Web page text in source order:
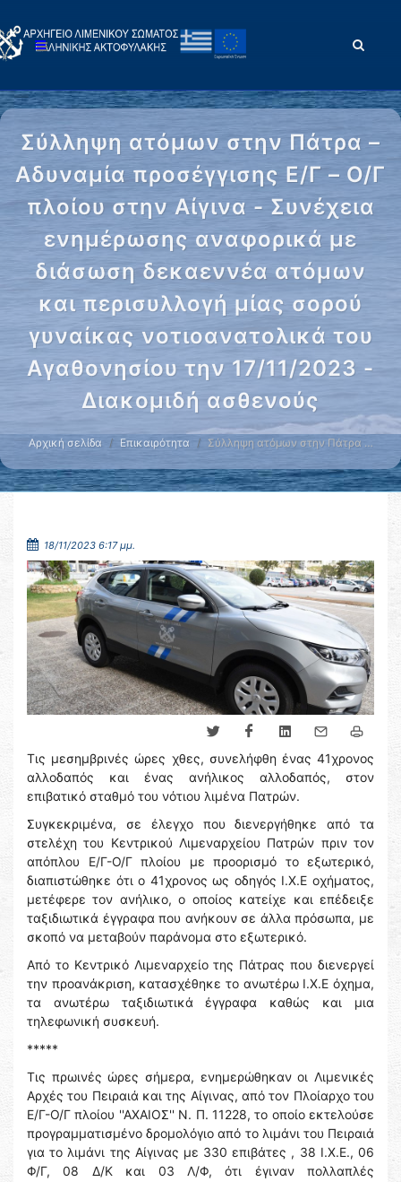
Σύλληψη ατόμων στην Πάτρα –
Αδυναμία προσέγγισης Ε/Γ – Ο/Γ
πλοίου στην Αίγινα - Συνέχεια
ενημέρωσης αναφορικά με
διάσωση δεκαεννέα ατόμων
και περισυλλογή μίας σορού
γυναίκας νοτιοανατολικά του
Αγαθονησίου την 17/11/2023 -
Διακομιδή ασθενούς
Αρχική σελίδα Επικαιρότητα Σύλληψη ατόμων στην Πάτρα …
18/11/2023 6:17 μμ.
Τις μεσημβρινές ώρες χθες, συνελήφθη ένας 41χρονος
αλλοδαπός και ένας ανήλικος αλλοδαπός, στον
επιβατικό σταθμό του νότιου λιμένα Πατρών.
Συγκεκριμένα, σε έλεγχο που διενεργήθηκε από τα
στελέχη του Κεντρικού Λιμεναρχείου Πατρών πριν τον
απόπλου Ε/Γ-Ο/Γ πλοίου με προορισμό το εξωτερικό,
διαπιστώθηκε ότι ο 41χρονος ως οδηγός Ι.Χ.Ε οχήματος,
μετέφερε τον ανήλικο, ο οποίος κατείχε και επέδειξε
ταξιδιωτικά έγγραφα που ανήκουν σε άλλα πρόσωπα, με
σκοπό να μεταβούν παράνομα στο εξωτερικό.
Από το Κεντρικό Λιμεναρχείο της Πάτρας που διενεργεί
την προανάκριση, κατασχέθηκε το ανωτέρω Ι.Χ.Ε όχημα,
τα ανωτέρω ταξιδιωτικά έγγραφα καθώς και μια
τηλεφωνική συσκευή.
*****
Τις πρωινές ώρες σήμερα, ενημερώθηκαν οι Λιμενικές
Αρχές του Πειραιά και της Αίγινας, από τον Πλοίαρχο του
Ε/Γ-Ο/Γ πλοίου ''ΑΧΑΙΟΣ'' Ν. Π. 11228, το οποίο εκτελούσε
προγραμματισμένο δρομολόγιο από το λιμάνι του Πειραιά
για το λιμάνι της Αίγινας με 330 επιβάτες , 38 Ι.Χ.Ε., 06
Φ/Γ, 08 Δ/Κ και 03 Λ/Φ, ότι έγιναν πολλαπλές